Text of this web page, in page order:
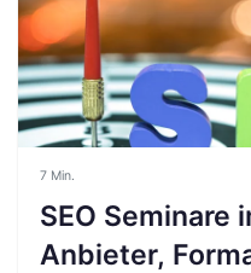
7 Min.
SEO Seminare
Anbieter,